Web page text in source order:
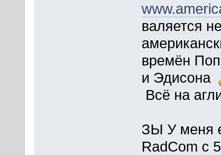
валяется
времён
и Эдисона
Всё на
ЗЫ У меня
RadCom c